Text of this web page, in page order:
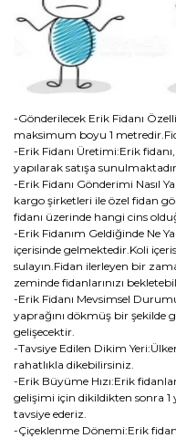
-Gönderilecek Erik Fidanı
maksimum boyu 1
-Erik Fidanı Üretimi:Erik
yapılarak satışa sunulmaktadır.
-Erik Fidanı Gönderimi Nasıl
kargo şirketleri ile özel fidan
fidanı üzerinde hangi cins
-Erik Fidanım Geldiğinde Ne
içerisinde gelmektedir.Koli
sulayın.Fidan ilerleyen bir
zeminde fidanlarınızı
-Erik Fidanı Mevsimsel
yaprağını dökmüş bir şekilde
gelişecektir.
-Tavsiye Edilen Dikim
rahatlıkla dikebilirsiniz.
-Erik Büyüme Hızı:Erik
gelişimi için dikildikten sonra 1
tavsiye ederiz.
-Çiçeklenme Dönemi:Erik